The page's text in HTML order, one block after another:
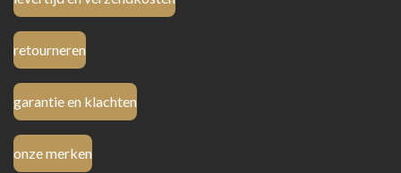
retourneren
garantie en klachten
onze merken